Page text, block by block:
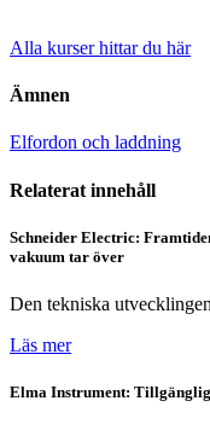
Alla kurser hittar du här
Ämnen
Elfordon och laddning
Relaterat innehåll
Schneider Electric:
vakuum tar över
Den tekniska
Läs mer
Elma Instrument: